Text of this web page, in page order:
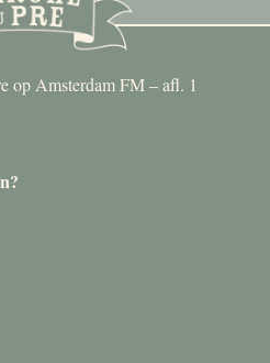
op Amsterdam FM – afl. 1